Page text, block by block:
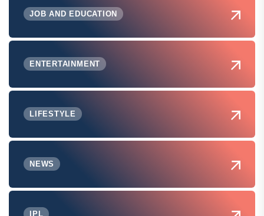
JOB AND EDUCATION
ENTERTAINMENT
LIFESTYLE
NEWS
IPL